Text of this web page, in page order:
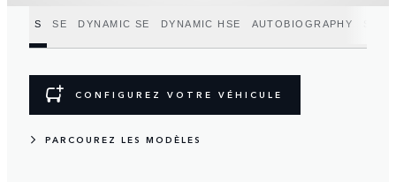
S SE DYNAMIC SE DYNAMIC HSE AUTOBIOGRAPHY
CONFIGUREZ VOTRE VÉHICULE
PARCOUREZ LES MODÈLES